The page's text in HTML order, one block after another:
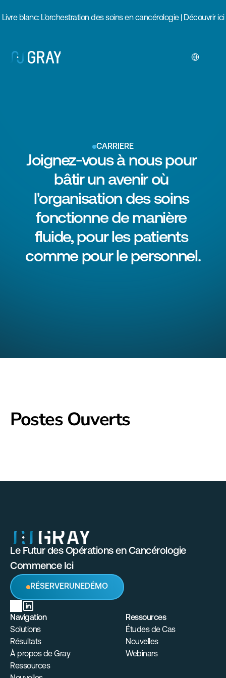
Livre blanc: L'orchestration des soins en cancérologie | Découvrir ici
CARRIÈRE
Joignez-vous à nous pour
bâtir un avenir où
l'organisation des soins
fonctionne de manière
fluide, pour les patients
comme pour le personnel.
Postes Ouverts
Le Futur des Opérations en Cancérologie
Commence Ici
RÉSERVERUN EDÉMO
Navigation
Solutions
Résultats
À propos de Gray
Ressources
Ressources
Études de Cas
Nouvelles
Webinars